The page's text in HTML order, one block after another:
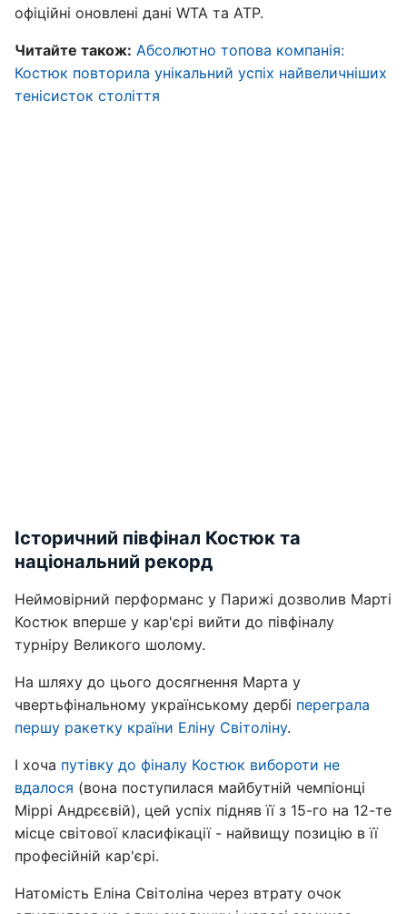
офіційні оновлені дані WTA та ATP.
Читайте також: Абсолютно топова компанія:
Костюк повторила унікальний успіх найвеличніших
тенісисток століття
Історичний півфінал Костюк та
національний рекорд
Неймовірний перформанс у Парижі дозволив Марті
Костюк вперше у кар'єрі вийти до півфіналу
турніру Великого шолому.
На шляху до цього досягнення Марта у
чвертьфінальному українському дербі переграла
першу ракетку країни Еліну Світоліну.
І хоча путівку до фіналу Костюк вибороти не
вдалося (вона поступилася майбутній чемпіонці
Міррі Андрєєвій), цей успіх підняв її з 15-го на 12-те
місце світової класифікації - найвищу позицію в її
професійній кар'єрі.
Натомість Еліна Світоліна через втрату очок